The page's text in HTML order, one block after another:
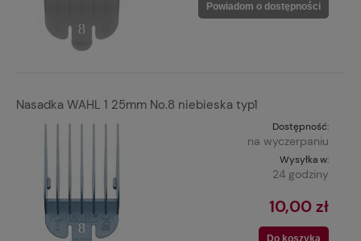
Powiadom o dostępności
Nasadka WAHL 1 25mm No.8 niebieska typ1
Dostępność:
na wyczerpaniu
Wysyłka w:
24 godziny
10,00 zł